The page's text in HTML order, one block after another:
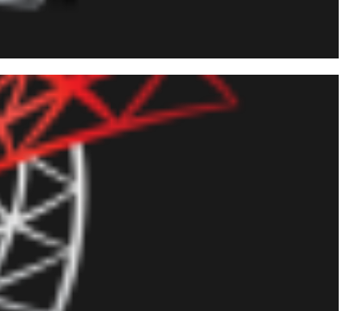
de Retorno
los 4000 Caracteres